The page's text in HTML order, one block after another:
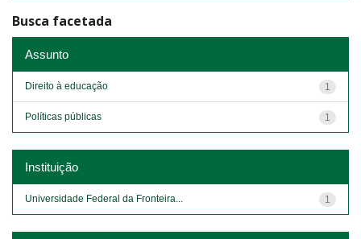
Busca facetada
Assunto
1
Direito à educação
1
Políticas públicas
Instituição
1
Universidade Federal da Fronteira...